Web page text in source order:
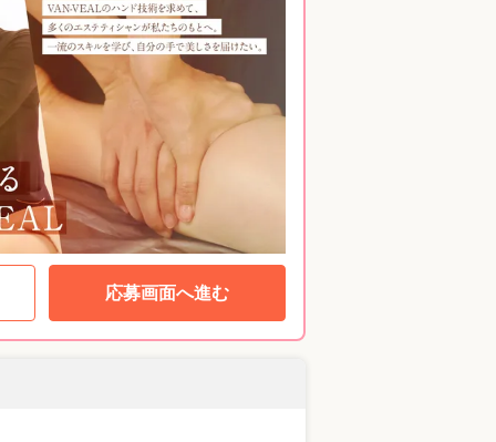
応募画面へ進む